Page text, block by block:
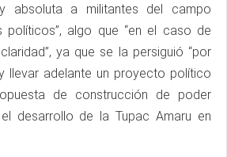
absoluta a militantes del campo
políticos”, algo que “en el caso de
ya que se la persiguió “por
llevar adelante un proyecto político
de construcción de poder
desarrollo de la Tupac Amaru en